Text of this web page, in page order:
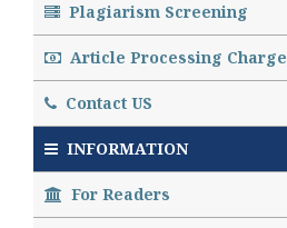
Plagiarism Screening
Article Processing Charge
Contact US
INFORMATION
For Readers